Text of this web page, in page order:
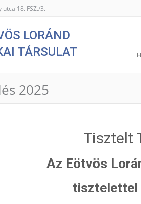
18. FSZ./3.
LORÁND
TÁRSULAT
2025
Tisztelt
Az Eötvös
tisztelettel